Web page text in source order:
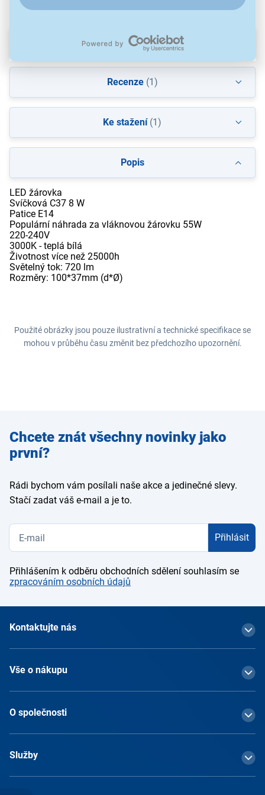
Popis
LED žárovka
Svíčková C37 8 W
Patice E14
Populární náhrada za vláknovou žárovku 55W
220-240V
3000K - teplá bílá
Životnost více než 25000h
Světelný tok: 720 lm
Rozměry: 100*37mm (d*Ø)
Parametry
Recenze(1)
Ke stažení(1)
Použité obrázky jsou pouze ilustrativní a technické specifikace se
mohou v průběhu času změnit bez předchozího upozornění.
Zadejte
e-mail
Chcete znát všechny novinky jako
první?
Rádi bychom vám posílali naše akce a jedinečné slevy.
Stačí zadat váš e-mail a je to.
Přihlásit
Přihlášením k odběru obchodních sdělení souhlasím se
zpracováním osobních údajů
Kontaktujte nás
Vše o nákupu
O společnosti
Služby